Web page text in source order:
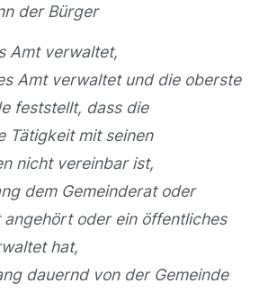
der Bürger
Amt verwaltet,
Amt verwaltet und die oberste
feststellt, dass die
Tätigkeit mit seinen
nicht vereinbar ist,
dem Gemeinderat oder
oder ein öffentliches
hat,
dauernd von der Gemeinde